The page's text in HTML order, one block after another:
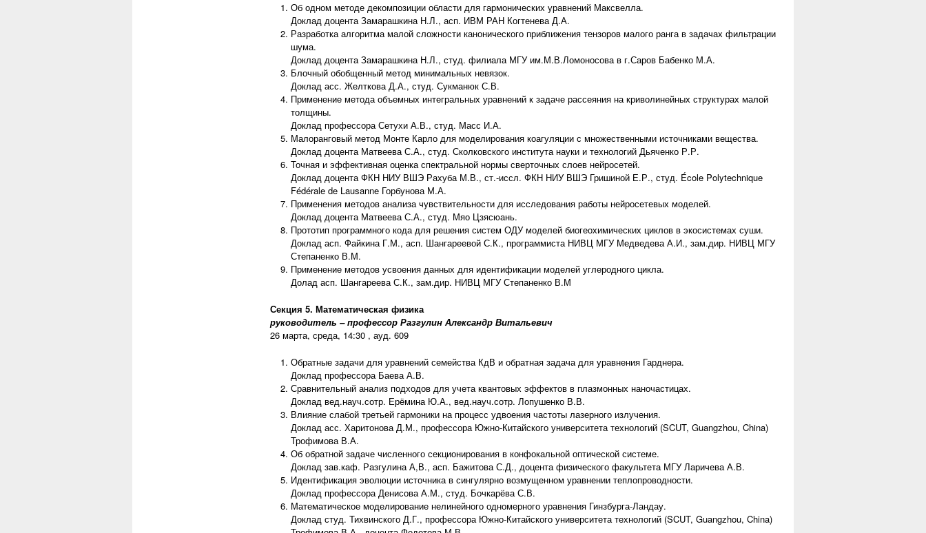
Об одном методе декомпозиции области для гармонических уравнений Максвелла.
Доклад доцента Замарашкина Н.Л., асп. ИВМ РАН Когтенева Д.А.
Разработка алгоритма малой сложности канонического приближения тензоров малого ранга в задачах фильтрации
шума.
Доклад доцента Замарашкина Н.Л., студ. филиала МГУ им.М.В.Ломоносова в г.Саров Бабенко М.А.
Блочный обобщенный метод минимальных невязок.
Доклад асс. Желткова Д.А., студ. Сукманюк С.В.
Применение метода объемных интегральных уравнений к задаче рассеяния на криволинейных структурах малой
толщины.
Доклад профессора Сетухи А.В., студ. Масс И.А.
Малоранговый метод Монте Карло для моделирования коагуляции с множественными источниками вещества.
Доклад доцента Матвеева С.А., студ. Сколковского института науки и технологий Дьяченко Р.Р.
Точная и эффективная оценка спектральной нормы сверточных слоев нейросетей.
Доклад доцента ФКН НИУ ВШЭ Рахуба М.В., ст.-иссл. ФКН НИУ ВШЭ Гришиной Е.Р., студ. École Polytechnique
Fédérale de Lausanne Горбунова М.А.
Применения методов анализа чувствительности для исследования работы нейросетевых моделей.
Доклад доцента Матвеева С.А., студ. Мяо Цзясюань.
Прототип программного кода для решения систем ОДУ моделей биогеохимических циклов в экосистемах суши.
Доклад асп. Файкина Г.М., асп. Шангареевой С.К., программиста НИВЦ МГУ Медведева А.И., зам.дир. НИВЦ МГУ
Степаненко В.М.
Применение методов усвоения данных для идентификации моделей углеродного цикла.
Долад асп. Шангареева С.К., зам.дир. НИВЦ МГУ Степаненко В.М
Секция 5. Математическая физика
руководитель – профессор Разгулин Александр Витальевич
26 марта, среда, 14:30 , ауд. 609
Обратные задачи для уравнений семейства КдВ и обратная задача для уравнения Гарднера.
Доклад профессора Баева А.В.
Сравнительный анализ подходов для учета квантовых эффектов в плазмонных наночастицах.
Доклад вед.науч.сотр. Ерёмина Ю.А., вед.науч.сотр. Лопушенко В.В.
Влияние слабой третьей гармоники на процесс удвоения частоты лазерного излучения.
Доклад асс. Харитонова Д.М., профессора Южно-Китайского университета технологий (SCUT, Guangzhou, China)
Трофимова В.А.
Об обратной задаче численного секционирования в конфокальной оптической системе.
Доклад зав.каф. Разгулина А,В., асп. Бажитова С.Д., доцента физического факультета МГУ Ларичева А.В.
Идентификация эволюции источника в сингулярно возмущенном уравнении теплопроводности.
Доклад профессора Денисова А.М., студ. Бочкарёва С.В.
Математическое моделирование нелинейного одномерного уравнения Гинзбурга-Ландау.
Доклад студ. Тихвинского Д.Г., профессора Южно-Китайского университета технологий (SCUT, Guangzhou, China)